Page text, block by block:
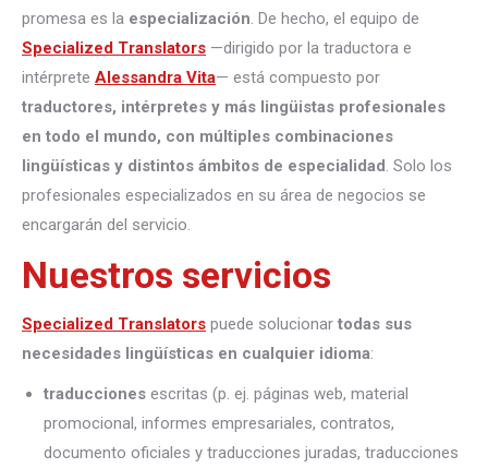
promesa es la especialización. De hecho, el equipo de
Specialized Translators —dirigido por la traductora e
intérprete Alessandra Vita— está compuesto por
traductores, intérpretes y más lingüistas profesionales
en todo el mundo, con múltiples combinaciones
lingüísticas y distintos ámbitos de especialidad. Solo los
profesionales especializados en su área de negocios se
encargarán del servicio.
Nuestros servicios
Specialized Translators puede solucionar todas sus
necesidades lingüísticas en cualquier idioma:
traducciones escritas (p. ej. páginas web, material
promocional, informes empresariales, contratos,
documento oficiales y traducciones juradas, traducciones